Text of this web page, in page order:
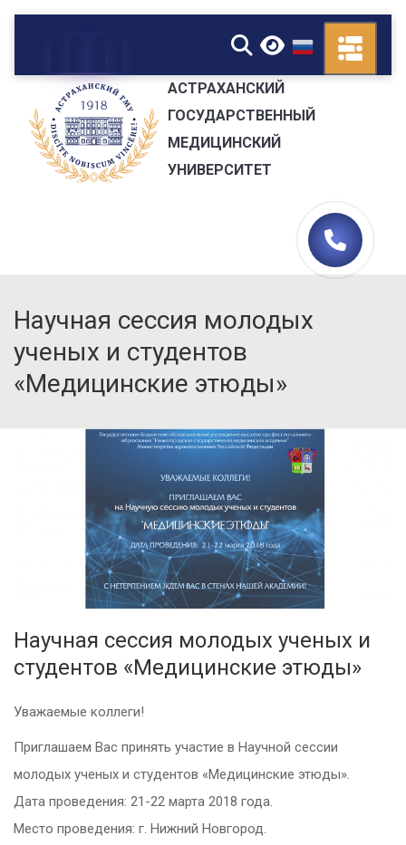
▼
АСТРАХАНСКИЙ
ГОСУДАРСТВЕННЫЙ
МЕДИЦИНСКИЙ
УНИВЕРСИТЕТ
Научная сессия молодых
ученых и студентов
«Медицинские этюды»
Научная сессия молодых ученых и
студентов «Медицинские этюды»
Уважаемые коллеги!
Приглашаем Вас принять участие в Научной сессии
молодых ученых и студентов «Медицинские этюды».
Дата проведения: 21-22 марта 2018 года.
Место проведения: г. Нижний Новгород.